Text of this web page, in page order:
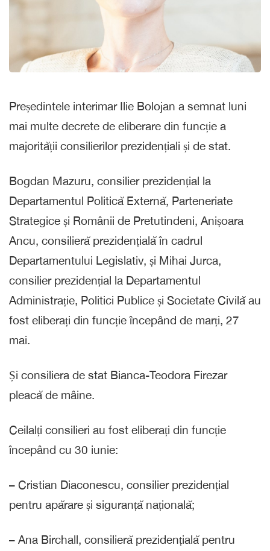
Președintele interimar Ilie Bolojan a semnat luni
mai multe decrete de eliberare din funcție a
majorității consilierilor prezidențiali și de stat.
Bogdan Mazuru, consilier prezidențial la
Departamentul Politică Externă, Parteneriate
Strategice și Românii de Pretutindeni, Anișoara
Ancu, consilieră prezidențială în cadrul
Departamentului Legislativ, și Mihai Jurca,
consilier prezidențial la Departamentul
Administrație, Politici Publice și Societate Civilă au
fost eliberați din funcție începând de marți, 27
mai.
Și consiliera de stat Bianca-Teodora Firezar
pleacă de mâine.
Ceilalți consilieri au fost eliberați din funcție
începând cu 30 iunie:
– Cristian Diaconescu, consilier prezidențial
pentru apărare și siguranță națională;
– Ana Birchall, consilieră prezidențială pentru